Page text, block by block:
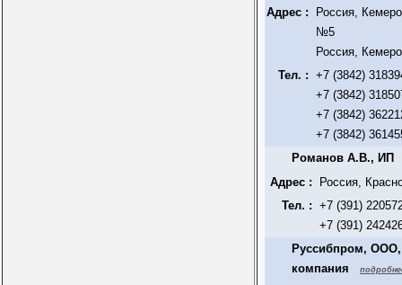
Адрес :
Россия,
№5
Россия,
Тел. : +7 (3842)
+7 (3842)
+7 (3842)
+7 (3842)
Романов А.В., ИП
Адрес :
Россия,
Тел. : +7 (391)
+7 (391)
Руссибпром,
компания